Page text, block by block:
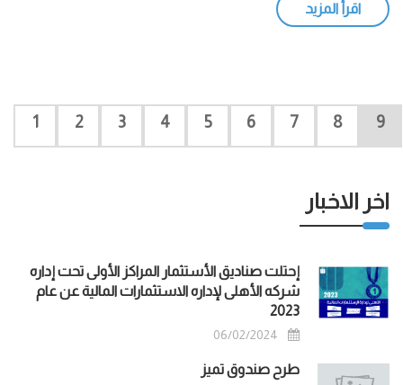
اقرأ المزيد
1 2 3 4 5 6 7 8 9
اخر الاخبار
إحتلت صناديق الأستثمار المراكز الأولى تحت إداره
شركه الأهلى لإداره الاستثمارات المالية عن عام
2023
06/02/2024
طرح صندوق تميز